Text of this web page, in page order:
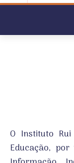
O Instituto
Educação,